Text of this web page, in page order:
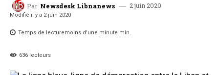
Par Newsdesk Libnanews 2 juin 2020
Modifié il y a 2 juin 2020
Temps de lecturemoins d'une minute min.
636 lecteurs